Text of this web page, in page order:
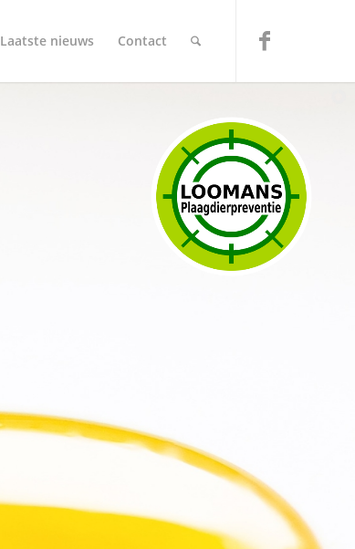
Laatste nieuws Contact